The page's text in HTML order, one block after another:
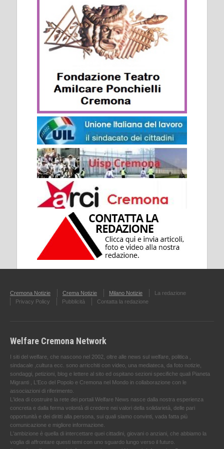
Cremona Notizie Crema Notizie Milano Notizie
La redazione
Privacy Policy
Pubblicità Contatta la redazione
Welfare Cremona Network
I siti del welfare, che nascono nel 2002, oltre alle news sul welfare, politica ,
sindacale ,cultura ecc. sono arricchiti con video, una mediateca, da foto notizie,
sondaggi, petizioni, blog e lettere al sito ed ospitano sezioni specifiche quali Pianeta
Migranti , L'Eco del Popolo e Cremona nel Mondo in collaborazione con le
associazioni di riferimento.
L'idea di costruire la rete dei portali Welfare News nasce dalla nostra esperienza
concreta e dalla ferma volontà di credere nei valori della solidarietà, delle pari
opportunità e dei diritti alla persona, sui quali siamo convinti, vada fatta più
comunicazione e migliore informazione.
L'ambizione è quella di intercettare quei cittadini, giovani o anziani, che abbiamo la
voglia di affrontare questi temi con uno sguardo lungo verso il futuro.